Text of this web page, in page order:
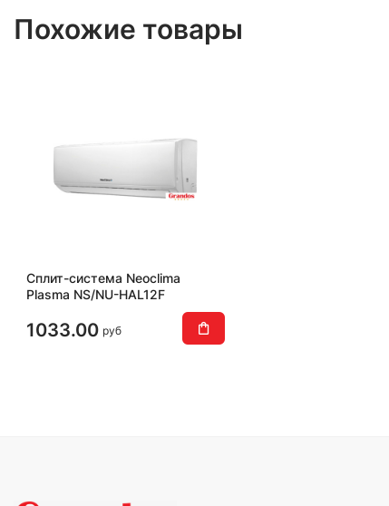
Похожие товары
Сплит-система Neoclima
Plasma NS/NU-HAL12F
1033.00 руб